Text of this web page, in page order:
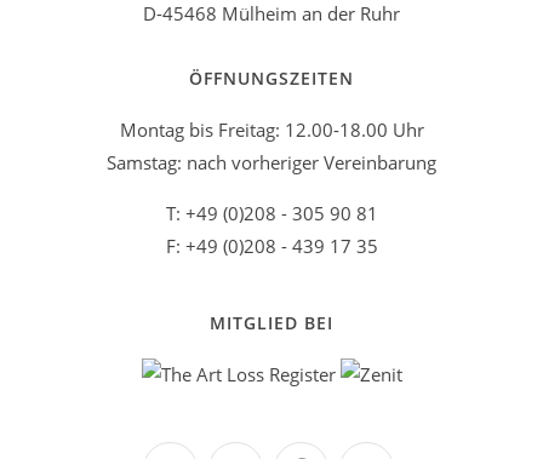
D-45468 Mülheim an der Ruhr
ÖFFNUNGSZEITEN
Montag bis Freitag: 12.00-18.00 Uhr
Samstag: nach vorheriger Vereinbarung
T: +49 (0)208 - 305 90 81
F: +49 (0)208 - 439 17 35
MITGLIED BEI